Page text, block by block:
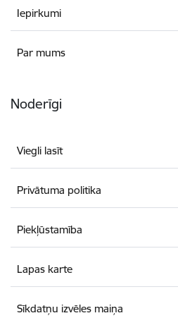
Iepirkumi
Par mums
Noderīgi
Viegli lasīt
Privātuma politika
Piekļūstamība
Lapas karte
Sīkdatņu izvēles maiņa